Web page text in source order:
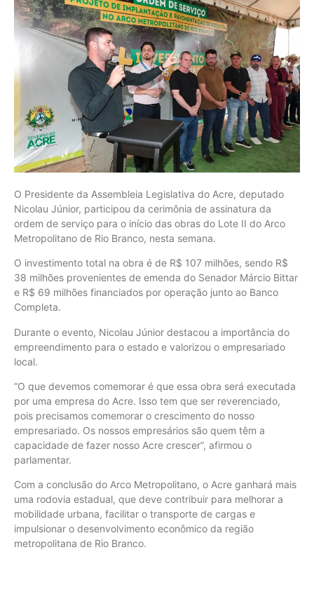
O Presidente da Assembleia Legislativa do Acre, deputado
Nicolau Júnior, participou da cerimônia de assinatura da
ordem de serviço para o início das obras do Lote II do Arco
Metropolitano de Rio Branco, nesta semana.
O investimento total na obra é de R$ 107 milhões, sendo R$
38 milhões provenientes de emenda do Senador Márcio Bittar
e R$ 69 milhões financiados por operação junto ao Banco
Completa.
Durante o evento, Nicolau Júnior destacou a importância do
empreendimento para o estado e valorizou o empresariado
local.
“O que devemos comemorar é que essa obra será executada
por uma empresa do Acre. Isso tem que ser reverenciado,
pois precisamos comemorar o crescimento do nosso
empresariado. Os nossos empresários são quem têm a
capacidade de fazer nosso Acre crescer”, afirmou o
parlamentar.
Com a conclusão do Arco Metropolitano, o Acre ganhará mais
uma rodovia estadual, que deve contribuir para melhorar a
mobilidade urbana, facilitar o transporte de cargas e
impulsionar o desenvolvimento econômico da região
metropolitana de Rio Branco.